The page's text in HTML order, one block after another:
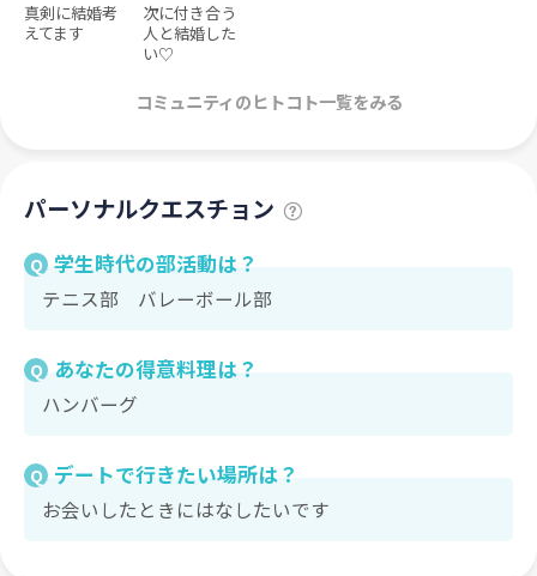
真剣に結婚考
えてます
次に付き合う
人と結婚した
い♡
コミュニティのヒトコト一覧をみる
パーソナルクエスチョン
Q 学生時代の部活動は？
テニス部 バレーボール部
Q あなたの得意料理は？
ハンバーグ
Q デートで行きたい場所は？
お会いしたときにはなしたいです